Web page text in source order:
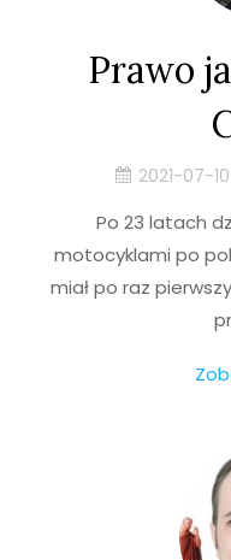
Prawo
2021-07-10
Po 23 latach
motocyklami po
miał po raz